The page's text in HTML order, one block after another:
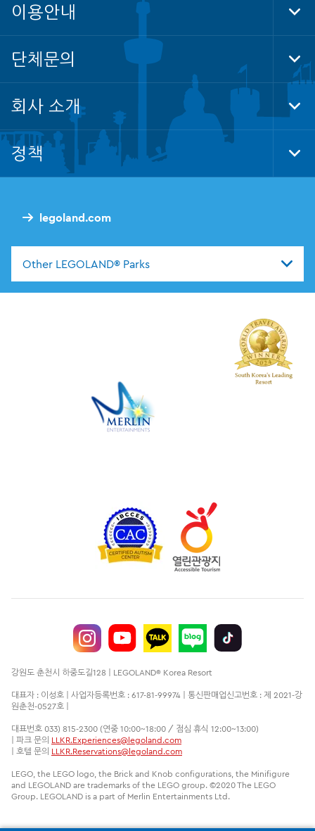
legoland.com
Other LEGOLAND® Parks
이용안내
단체문의
회사 소개
정책
강원도 춘천시 하중도길128 | LEGOLAND® Korea Resort
대표자 : 이성호 | 사업자등록번호 : 617-81-99974 | 통신판매업신고번호 : 제 2021-강
원춘천-0527호 |
대표번호 033) 815-2300 (연중 10:00~18:00 / 점심 휴식 12:00~13:00)
| 파크 문의 LLKR.Experiences@legoland.com
| 호텔 문의 LLKR.Reservations@legoland.com
LEGO, the LEGO logo, the Brick and Knob configurations, the Minifigure
and LEGOLAND are trademarks of the LEGO group. ©2020 The LEGO
Group. LEGOLAND is a part of Merlin Entertainments Ltd.